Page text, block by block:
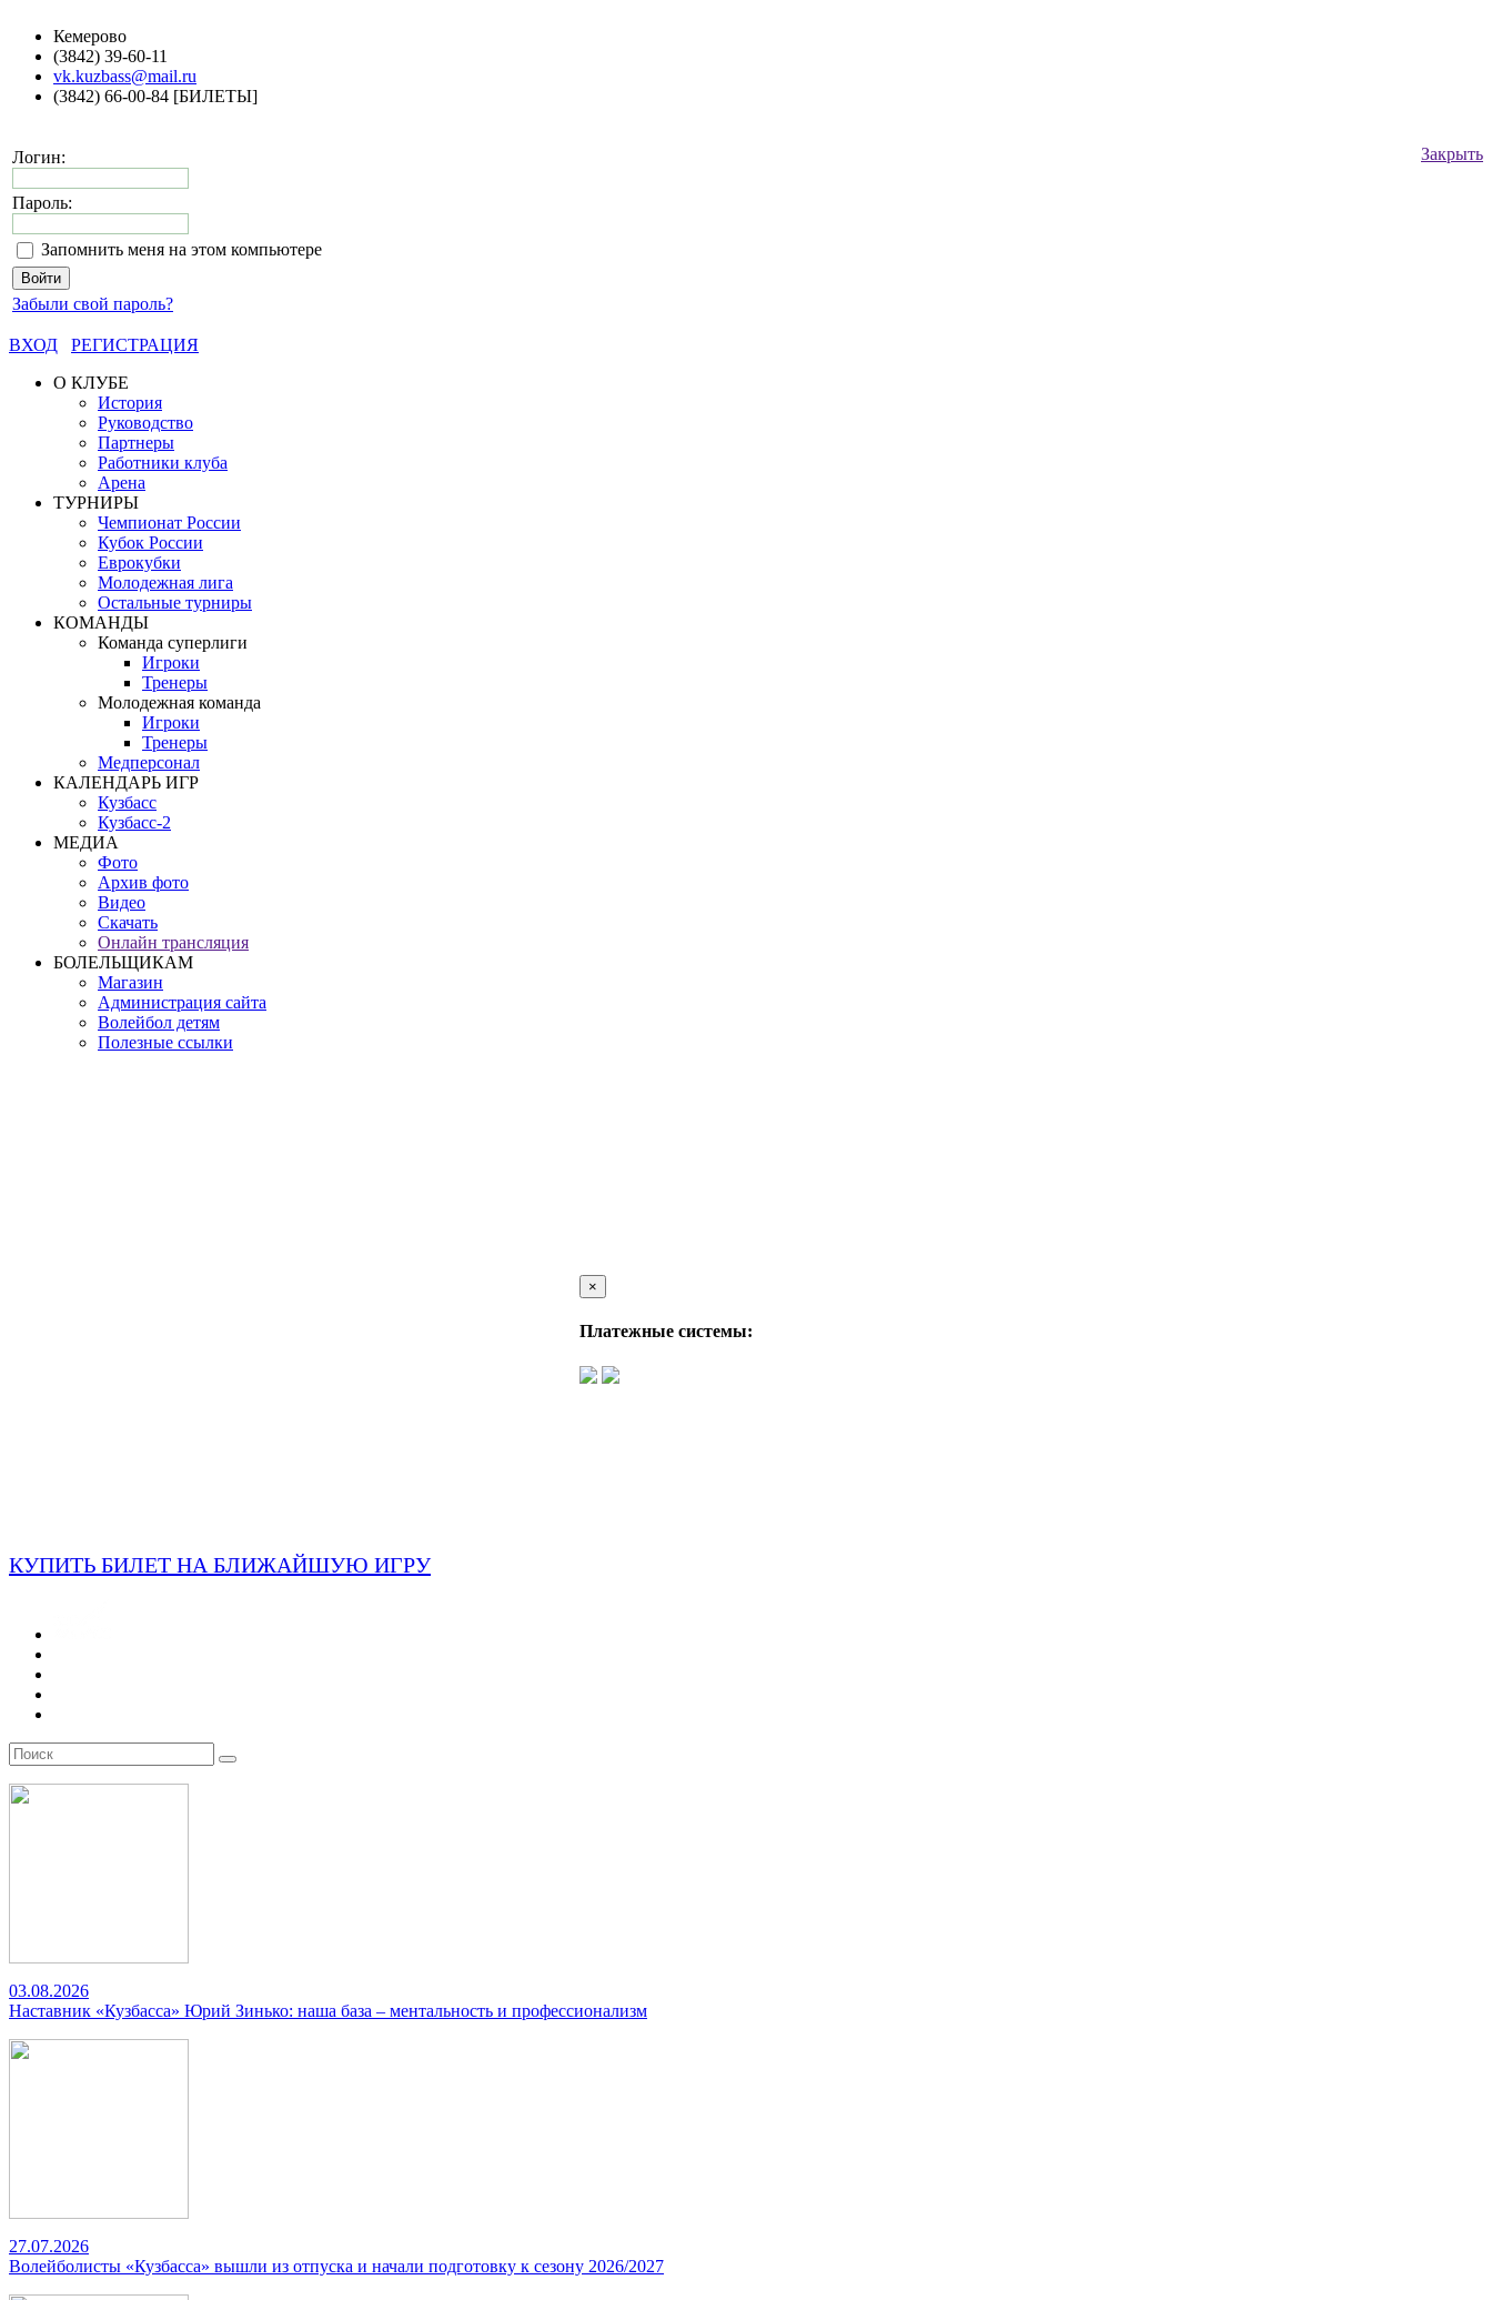
Кемерово
(3842) 39-60-11
vk.kuzbass@mail.ru
(3842) 66-00-84 [БИЛЕТЫ]
Закрыть
Логин:
Пароль:
Запомнить меня на этом компьютере
Забыли свой пароль?
ВХОД
РЕГИСТРАЦИЯ
О КЛУБЕ
История
Руководство
Партнеры
Работники клуба
Арена
ТУРНИРЫ
Чемпионат России
Кубок России
Еврокубки
Молодежная лига
Остальные турниры
КОМАНДЫ
Команда суперлиги
Игроки
Тренеры
Молодежная команда
Игроки
Тренеры
Медперсонал
КАЛЕНДАРЬ ИГР
Кузбасс
Кузбасс-2
МЕДИА
Фото
Архив фото
Видео
Скачать
Онлайн трансляция
БОЛЕЛЬЩИКАМ
Магазин
Администрация сайта
Волейбол детям
Полезные ссылки
×
Платежные системы:
КУПИТЬ БИЛЕТ НА БЛИЖАЙШУЮ ИГРУ
03.08.2026
Наставник «Кузбасса» Юрий Зинько: наша база – ментальность и профессионализм
27.07.2026
Волейболисты «Кузбасса» вышли из отпуска и начали подготовку к сезону 2026/2027